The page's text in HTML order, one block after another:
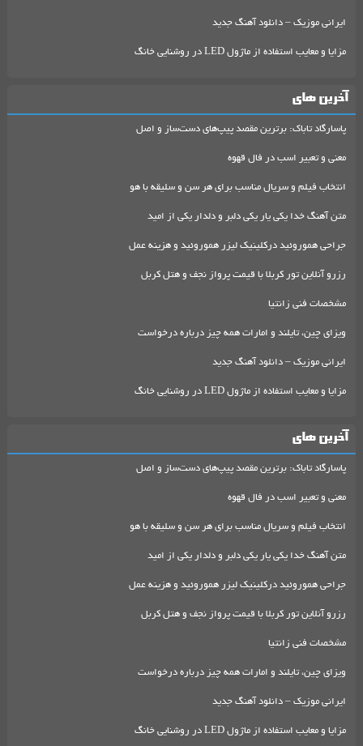
ایرانی موزیک – دانلود آهنگ جدید
مزایا و معایب استفاده از ماژول LED در روشنایی خانگ
آخرین های
پاسارگاد تاباک: برترین مقصد پیپ‌های دست‌ساز و اصل
معنی و تعبیر اسب در فال قهوه
انتخاب فیلم و سریال مناسب برای هر سن و سلیقه با هو
متن آهنگ خدا یکی یار یکی دلبر و دلدار یکی از امید
جراحی هموروئید درکلینیک لیزر هموروئید و هزینه عمل
رزرو آنلاین تور کربلا با قیمت پرواز نجف و هتل کربل
مشخصات فنی زانتیا
ویزای چین، تایلند و امارات همه چیز درباره درخواست
ایرانی موزیک – دانلود آهنگ جدید
مزایا و معایب استفاده از ماژول LED در روشنایی خانگ
آخرین های
پاسارگاد تاباک: برترین مقصد پیپ‌های دست‌ساز و اصل
معنی و تعبیر اسب در فال قهوه
انتخاب فیلم و سریال مناسب برای هر سن و سلیقه با هو
متن آهنگ خدا یکی یار یکی دلبر و دلدار یکی از امید
جراحی هموروئید درکلینیک لیزر هموروئید و هزینه عمل
رزرو آنلاین تور کربلا با قیمت پرواز نجف و هتل کربل
مشخصات فنی زانتیا
ویزای چین، تایلند و امارات همه چیز درباره درخواست
ایرانی موزیک – دانلود آهنگ جدید
مزایا و معایب استفاده از ماژول LED در روشنایی خانگ